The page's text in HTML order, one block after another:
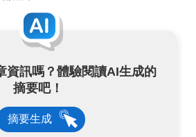
資訊嗎？體驗閱讀AI生成的
摘要吧！
摘要生成